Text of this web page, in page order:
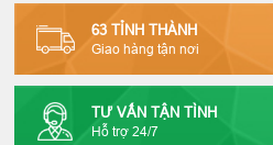
63 TỈNH THÀNH
Giao hàng tận nơi
TƯ VẤN TẬN TÌNH
Hỗ trợ 24/7